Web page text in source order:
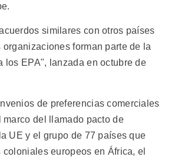
similares con otros países
organizaciones forman parte de la
los EPA", lanzada en octubre de
de preferencias comerciales
marco del llamado pacto de
UE y el grupo de 77 países que
europeos en África, el